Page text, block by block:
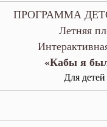
ПРОГРАММА
Летняя
«Кабы я
Для детей